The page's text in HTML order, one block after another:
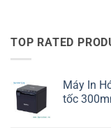
TOP RATED
Máy In
tốc